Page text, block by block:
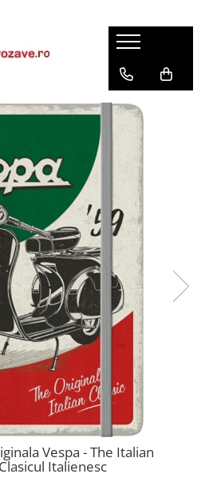
Vespa - The Italian
Italienesc